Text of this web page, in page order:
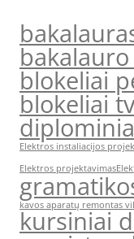
blokeliai
blokeliai
Elektros instaliacijos
Elektros projektavimas
kavos aparatų remontas
kursiniai